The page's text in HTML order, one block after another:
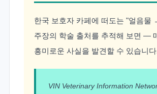
한국 보호자 카페에 떠도는 "얼음물
주장의 학술 출처를 추적해 보면 —
흥미로운 사실을 발견할 수 있습니
VIN Veterinary Information